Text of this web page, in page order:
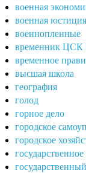
военная
военная юстиция
военнопленные
временник
временное
высшая школа
география
голод
горное дело
городское
городское